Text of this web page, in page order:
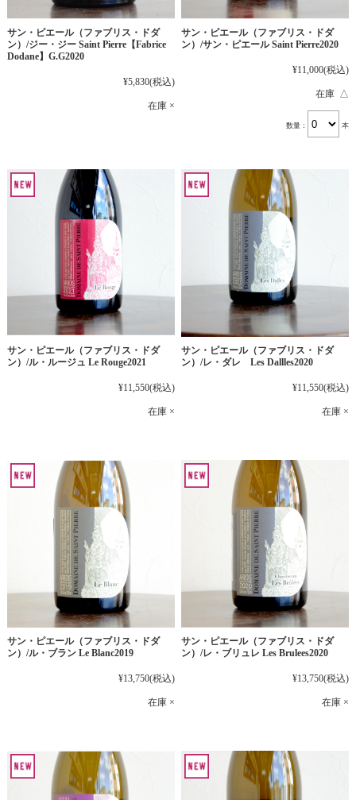
サン・ピエール（ファブリス・ドダ
ン）/ジー・ジー Saint Pierre【Fabrice
Dodane】G.G2020
¥5,830(税込)
在庫 ×
サン・ピエール（ファブリス・ドダ
ン）/サン・ピエール Saint Pierre2020
¥11,000(税込)
在庫 △
数量： 本
サン・ピエール（ファブリス・ドダ
ン）/ル・ルージュ Le Rouge2021
¥11,550(税込)
在庫 ×
サン・ピエール（ファブリス・ドダ
ン）/レ・ダレ Les Dallles2020
¥11,550(税込)
在庫 ×
サン・ピエール（ファブリス・ドダ
ン）/ル・ブラン Le Blanc2019
¥13,750(税込)
在庫 ×
サン・ピエール（ファブリス・ドダ
ン）/レ・ブリュレ Les Brulees2020
¥13,750(税込)
在庫 ×